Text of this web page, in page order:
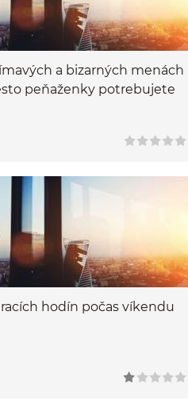
a bizarných menách
peňaženky potrebujete
hodín počas víkendu